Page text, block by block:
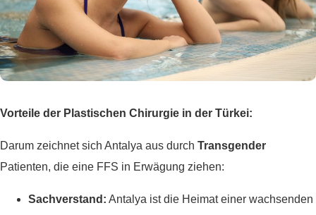
Vorteile der Plastischen Chirurgie in der Türkei:
Darum zeichnet sich Antalya aus durch Transgender
Patienten, die eine FFS in Erwägung ziehen:
Sachverstand: Antalya ist die Heimat einer wachsenden